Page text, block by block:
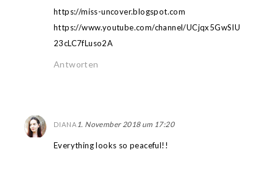
https://miss-uncover.blogspot.com
https://www.youtube.com/channel/UCjqx5GwSIU
23cLC7fLuso2A
Antworten
DIANA1. November 2018 um 17:20
Everything looks so peaceful!!